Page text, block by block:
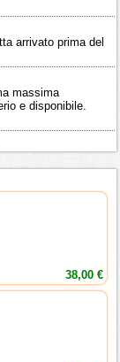
arrivato prima del
massima
e disponibile.
38,00 €